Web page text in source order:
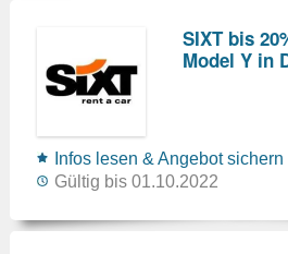
SIXT bis
Model Y in
Infos lesen & Angebot sichern
Gültig bis 01.10.2022